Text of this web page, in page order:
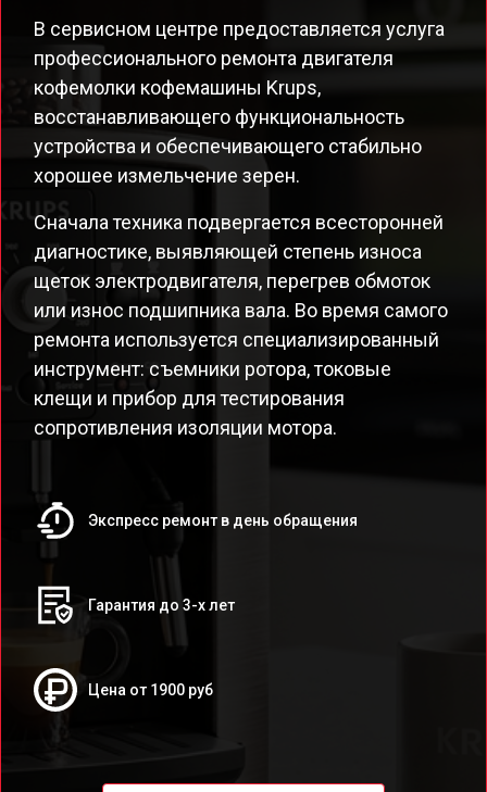
В сервисном центре предоставляется услуга
профессионального ремонта двигателя
кофемолки кофемашины Krups,
восстанавливающего функциональность
устройства и обеспечивающего стабильно
хорошее измельчение зерен.
Сначала техника подвергается всесторонней
диагностике, выявляющей степень износа
щеток электродвигателя, перегрев обмоток
или износ подшипника вала. Во время самого
ремонта используется специализированный
инструмент: съемники ротора, токовые
клещи и прибор для тестирования
сопротивления изоляции мотора.
Экспресс ремонт в день обращения
Гарантия до 3-х лет
Цена от 1900 руб